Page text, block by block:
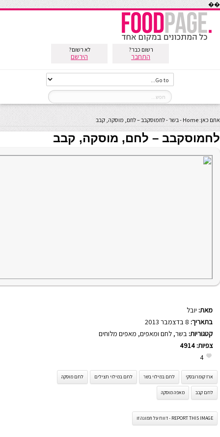
��
רשום כבר?
התחבר
לא רשום?
הירשם
אתם כאן: Home
-בשר-לחמוסקבב – לחם, מוסקה, קבב
לחמוסקבב – לחם, מוסקה, קבב
מאת: יובל
בתאריך:
קטגוריות: בשר, לחם ומאפים, מאפים מלוחים
צפיות: 4914
4
ארז קומרובסקי לחם במילוי בשר לחם במילוי חצילים לחם מוסקה
לחם קבב מאפה מוסקה
REPORT THIS IMAGE - דווח על תמונה זו